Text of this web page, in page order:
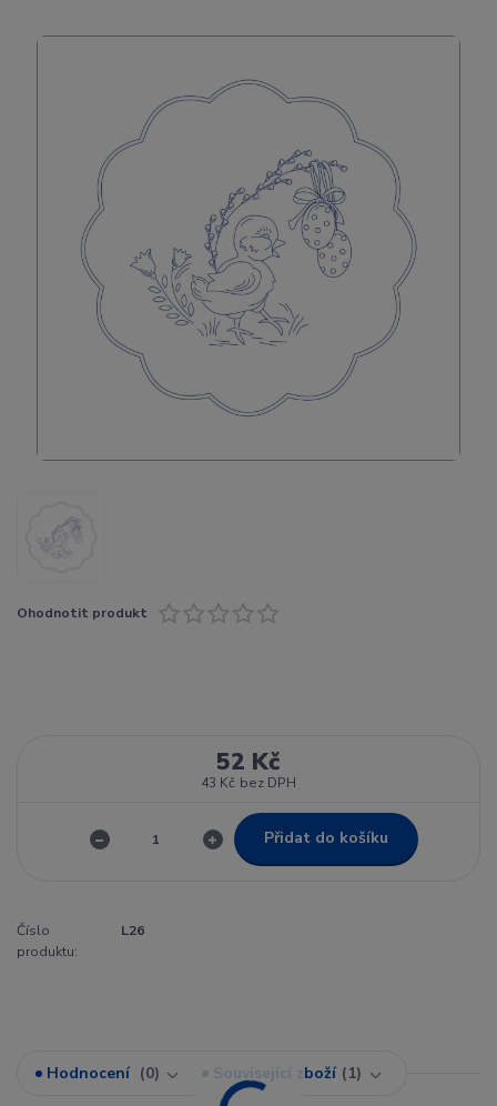
Ohodnotit produkt
52 Kč
43 Kč bez DPH
Přidat do košíku
Číslo
produktu:
L26
Hodnocení 0 Související zboží 1